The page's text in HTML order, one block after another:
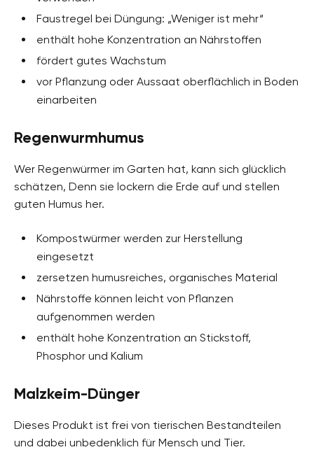
Faustregel bei Düngung: „Weniger ist mehr“
enthält hohe Konzentration an Nährstoffen
fördert gutes Wachstum
vor Pflanzung oder Aussaat oberflächlich in Boden
einarbeiten
Regenwurmhumus
Wer Regenwürmer im Garten hat, kann sich glücklich
schätzen, Denn sie lockern die Erde auf und stellen
guten Humus her.
Kompostwürmer werden zur Herstellung
eingesetzt
zersetzen humusreiches, organisches Material
Nährstoffe können leicht von Pflanzen
aufgenommen werden
enthält hohe Konzentration an Stickstoff,
Phosphor und Kalium
Malzkeim-Dünger
Dieses Produkt ist frei von tierischen Bestandteilen
und dabei unbedenklich für Mensch und Tier.